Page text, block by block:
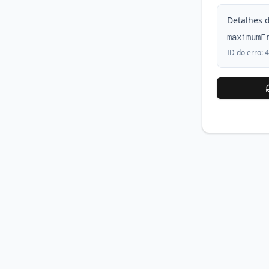
Detalhes
ID do erro: